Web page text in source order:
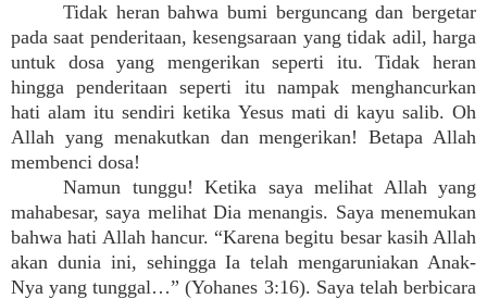
Tidak heran bahwa bumi berguncang dan bergetar
pada saat penderitaan, kesengsaraan yang tidak adil, harga
untuk dosa yang mengerikan seperti itu. Tidak heran
hingga penderitaan seperti itu nampak menghancurkan
hati alam itu sendiri ketika Yesus mati di kayu salib. Oh
Allah yang menakutkan dan mengerikan! Betapa Allah
membenci dosa!
Namun tunggu! Ketika saya melihat Allah yang
mahabesar, saya melihat Dia menangis. Saya menemukan
bahwa hati Allah hancur. “Karena begitu besar kasih Allah
akan dunia ini, sehingga Ia telah mengaruniakan Anak-
Nya yang tunggal…” (Yohanes 3:16). Saya telah berbicara